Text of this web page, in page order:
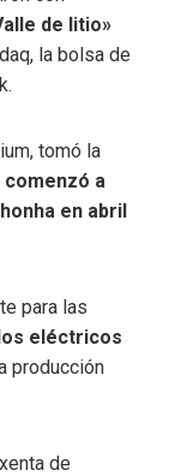
de litio»
la bolsa de
tomó la
comenzó a
en abril
para las
eléctricos
producción
de